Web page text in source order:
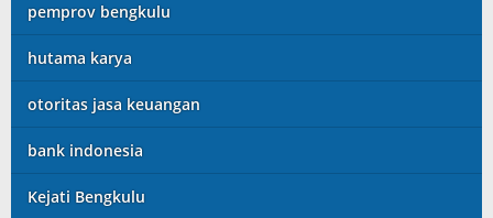
pemprov bengkulu
hutama karya
otoritas jasa keuangan
bank indonesia
Kejati Bengkulu